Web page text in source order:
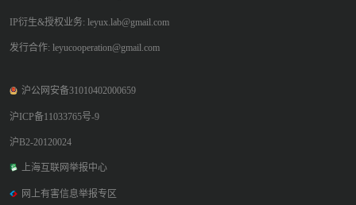
IP衍生&授权业务: leyux.lab@gmail.com
发行合作: leyucooperation@gmail.com
沪公网安备31010402000659
沪ICP备11033765号-9
沪B2-20120024
上海互联网举报中心
网上有害信息举报专区